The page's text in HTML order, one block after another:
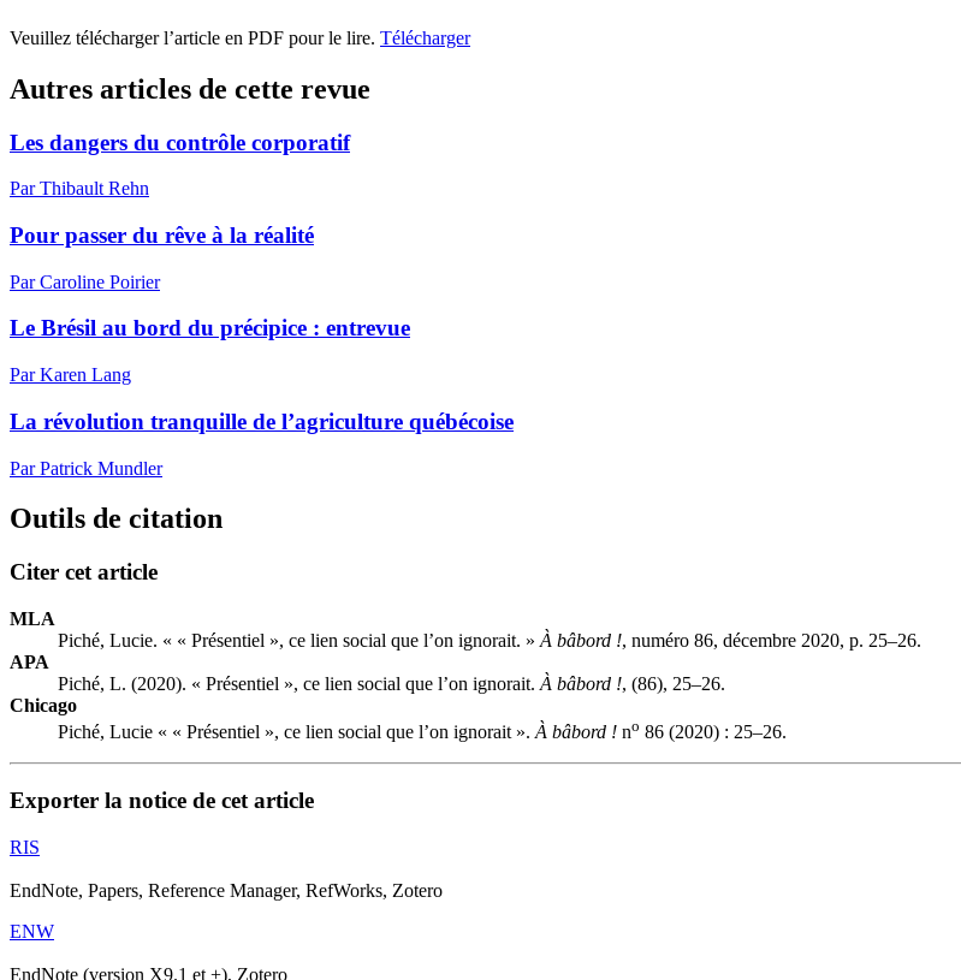
Veuillez télécharger l’article en PDF pour le lire. Télécharger
Autres articles de cette revue
Les dangers du contrôle corporatif
Par Thibault Rehn
Pour passer du rêve à la réalité
Par Caroline Poirier
Le Brésil au bord du précipice : entrevue
Par Karen Lang
La révolution tranquille de l’agriculture québécoise
Par Patrick Mundler
Outils de citation
Citer cet article
MLA
Piché, Lucie. « « Présentiel », ce lien social que l’on ignorait. » À bâbord !, numéro 86, décembre 2020, p. 25–26.
APA
Piché, L. (2020). « Présentiel », ce lien social que l’on ignorait. À bâbord !, (86), 25–26.
Chicago
Piché, Lucie « « Présentiel », ce lien social que l’on ignorait ».À bâbord ! no 86 (2020) : 25–26.
Exporter la notice de cet article
RIS
EndNote, Papers, Reference Manager, RefWorks, Zotero
ENW
EndNote (version X9.1 et +), Zotero